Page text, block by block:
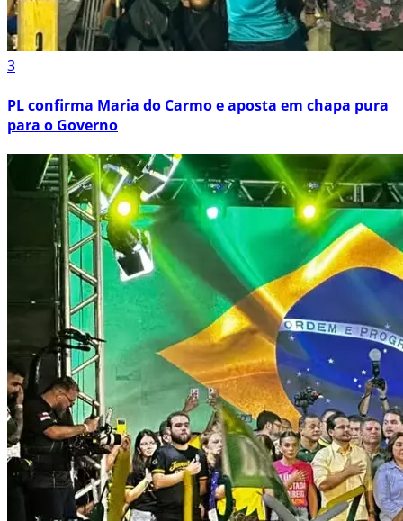
3
PL confirma Maria do Carmo e aposta em chapa pura
para o Governo